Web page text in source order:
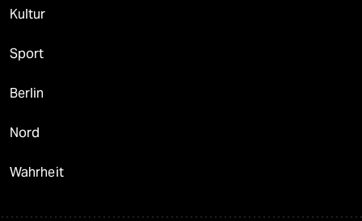
Kultur
Sport
Berlin
Nord
Wahrheit